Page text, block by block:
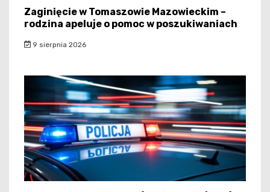
Zaginięcie w Tomaszowie Mazowieckim –
rodzina apeluje o pomoc w poszukiwaniach
9 sierpnia 2026